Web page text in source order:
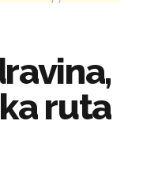
ruta